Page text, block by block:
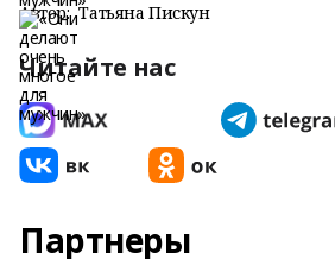
Автор: Татьяна Пискун
Читайте нас
Партнеры